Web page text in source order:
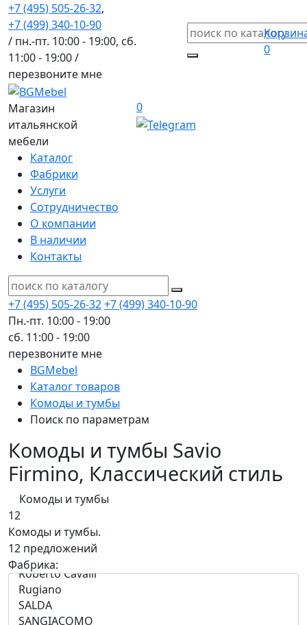
+7 (495) 505-26-32,
+7 (499) 340-10-90
/ пн.-пт. 10:00 - 19:00, сб.
11:00 - 19:00 /
перезвоните мне
0
Магазин
итальянской
мебели
0
Каталог
Фабрики
Услуги
Сотрудничество
О компании
В наличии
Контакты
+7 (495) 505-26-32+7 (499) 340-10-90
Пн.-пт. 10:00 - 19:00
сб. 11:00 - 19:00
перезвоните мне
BGMebel
Каталог товаров
Комоды и тумбы
Поиск по параметрам
Комоды и тумбы Savio
Firmino, Классический стиль
Комоды и тумбы
12
Комоды и тумбы.
12 предложений
Фабрика: